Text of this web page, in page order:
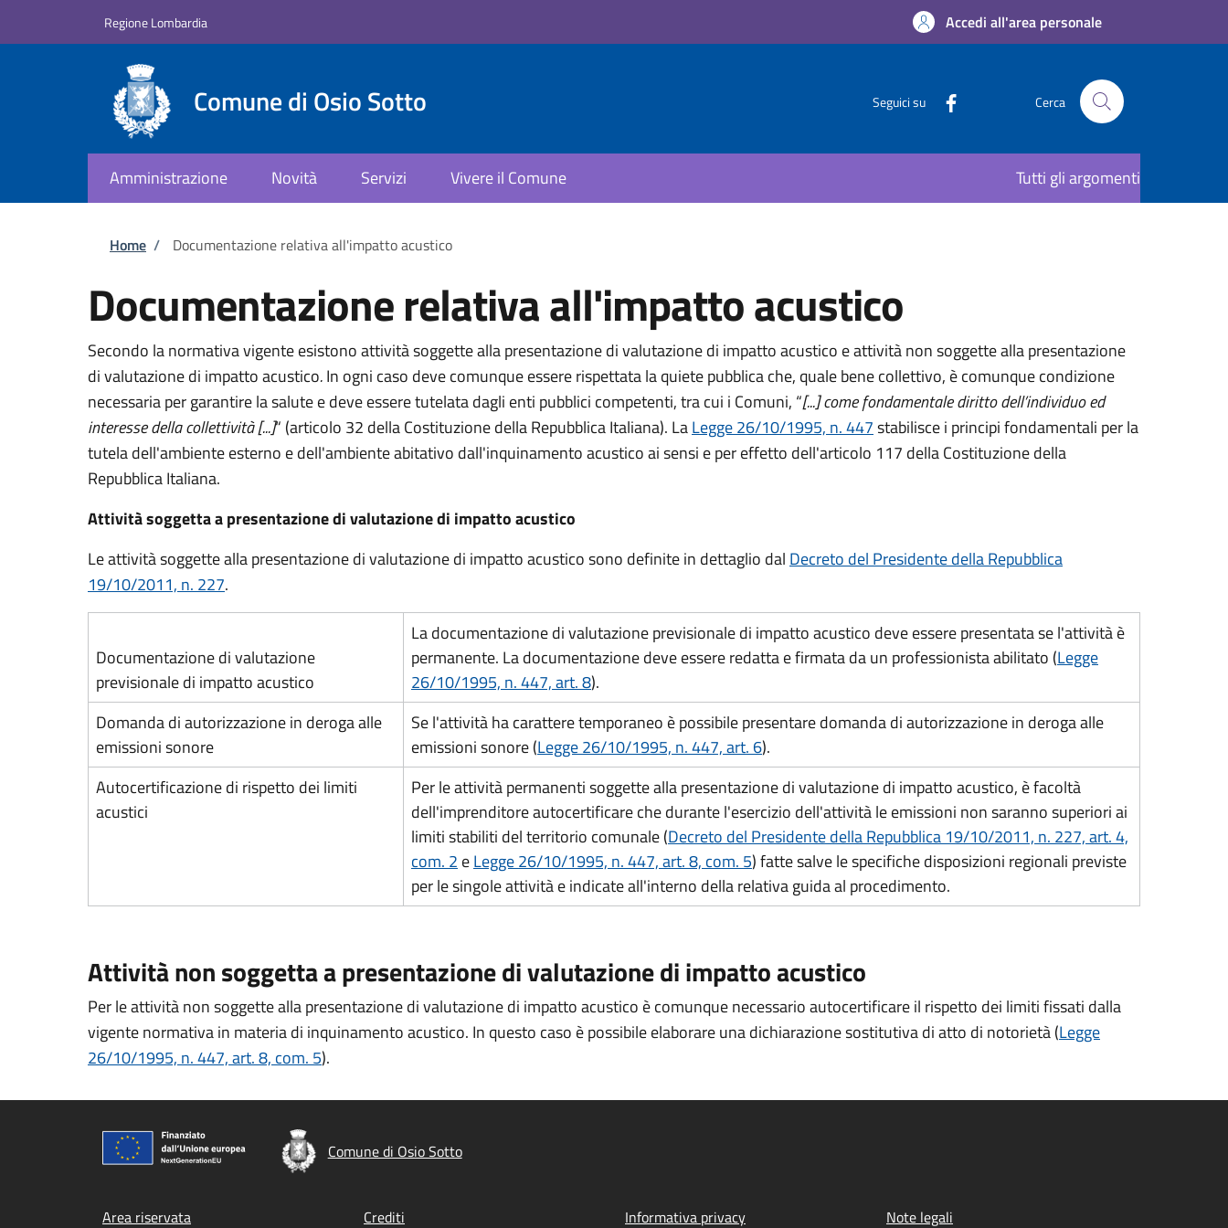
Regione Lombardia Accedi all'area personale
Comune di Osio Sotto Seguici su Cerca
Amministrazione Novità Servizi Vivere il Comune Tutti gli argomenti
Briciole di pane
Home / Documentazione relativa all'impatto acustico
Documentazione relativa all'impatto acustico
Secondo la normativa vigente esistono attività soggette alla presentazione di valutazione di impatto acustico e attività non soggette alla presentazione
di valutazione di impatto acustico.In ogni caso deve comunque essere rispettata la quiete pubblica che, quale bene collettivo, è comunque condizione
necessaria per garantire la salute e deve essere tutelata dagli enti pubblici competenti, tra cui i Comuni, “[...] come fondamentale diritto dell’individuo ed
interesse della collettività [...]“ (articolo 32 della Costituzione della Repubblica Italiana). LaLegge 26/10/1995, n. 447stabilisce i principi fondamentali per la
tutela dell'ambiente esterno e dell'ambiente abitativo dall'inquinamento acustico ai sensi e per effetto dell'articolo 117 della Costituzione della
Repubblica Italiana.
Attività soggetta a presentazione di valutazione di impatto acustico
Le attività soggette alla presentazione di valutazione di impatto acustico sono definite in dettaglio dal Decreto del Presidente della Repubblica
19/10/2011, n. 227.
Documentazione di valutazione
previsionale di impatto acustico
La documentazione di valutazione previsionale di impatto acustico deve essere presentata se l'attività è
permanente. La documentazione deve essere redatta e firmata da un professionista abilitato (Legge
26/10/1995, n. 447, art. 8).
Domanda di autorizzazione in deroga alle
emissioni sonore
Se l'attività ha carattere temporaneo è possibile presentare domanda di autorizzazione in deroga alle
emissioni sonore (Legge 26/10/1995, n. 447,art. 6).
Autocertificazione di rispetto dei limiti
acustici
Per le attività permanenti soggette alla presentazione di valutazione di impatto acustico, è facoltà
dell'imprenditore autocertificare che durante l'esercizio dell'attività le emissioni non saranno superiori ai
limiti stabiliti del territorio comunale (Decreto del Presidente della Repubblica 19/10/2011, n. 227, art. 4,
com. 2 eLegge 26/10/1995, n. 447, art. 8, com. 5) fatte salve le specifiche disposizioni regionali previste
per le singole attività e indicate all'interno della relativa guida al procedimento.
Attività non soggetta a presentazione di valutazione di impatto acustico
Per le attività non soggette alla presentazione di valutazione di impatto acustico è comunque necessario autocertificare il rispetto dei limiti fissati dalla
vigente normativa in materia di inquinamento acustico. In questo caso è possibile elaborare una dichiarazione sostitutiva di atto di notorietà (Legge
26/10/1995, n. 447, art. 8, com. 5).
Comune di Osio Sotto
Area riservata Crediti Informativa privacy Note legali